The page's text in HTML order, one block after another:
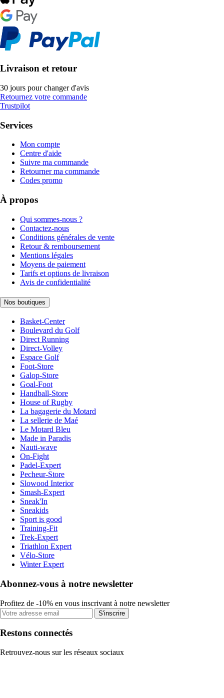
Livraison et retour
30 jours pour changer d'avis
Retournez votre commande
Trustpilot
Services
Mon compte
Centre d'aide
Suivre ma commande
Retourner ma commande
Codes promo
À propos
Qui sommes-nous ?
Contactez-nous
Conditions générales de vente
Retour & remboursement
Mentions légales
Moyens de paiement
Tarifs et options de livraison
Avis de confidentialité
Nos boutiques
Basket-Center
Boulevard du Golf
Direct Running
Direct-Volley
Espace Golf
Foot-Store
Galop-Store
Goal-Foot
Handball-Store
House of Rugby
La bagagerie du Motard
La sellerie de Maé
Le Motard Bleu
Made in Paradis
Nauti-wave
On-Fight
Padel-Expert
Pecheur-Store
Slowood Interior
Smash-Expert
Sneak'In
Sneakids
Sport is good
Training-Fit
Trek-Expert
Triathlon Expert
Vélo-Store
Winter Expert
Abonnez-vous à notre newsletter
Profitez de -10% en vous inscrivant à notre newsletter
S'inscrire
Restons connectés
Retrouvez-nous sur les réseaux sociaux